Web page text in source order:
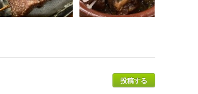
投稿する